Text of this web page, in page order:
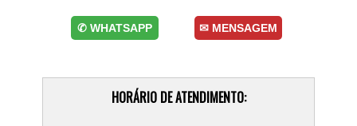
✉ MENSAGEM
✆ WHATSAPP
HORÁRIO DE ATENDIMENTO: